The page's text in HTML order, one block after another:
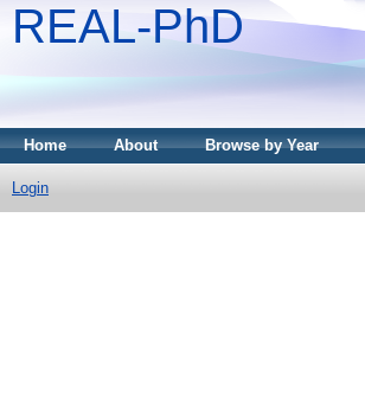
REAL-PhD
Home About Browse by Year
Login